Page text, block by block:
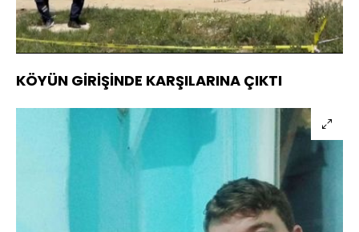
Sesi
Aç
Yüklendi:
100.00%
Oynatma
Hızı
KÖYÜN GİRİŞİNDE KARŞILARINA ÇIKTI